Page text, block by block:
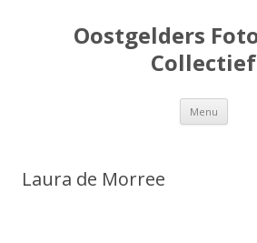
Oostgelders
Collectief
Menu Spring
Laura de Morree